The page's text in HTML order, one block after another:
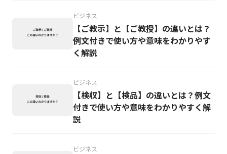
ビジネス
【ご教示】と【ご教授】の違いとは？
例文付きで使い方や意味をわかりやす
く解説
ビジネス
【検収】と【検品】の違いとは？例文
付きで使い方や意味をわかりやすく解
説
ビジネス